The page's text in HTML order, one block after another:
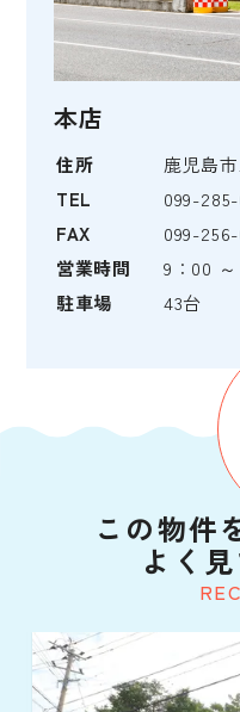
本店
住所
鹿児島
TEL
099-
FAX
099-
営業時間
9：00
駐車場
43台
この物件
よく